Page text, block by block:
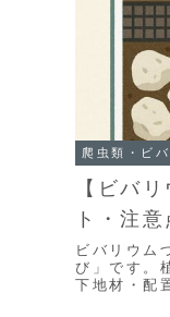
爬虫類・ビ
【ビバ
ト・注
ビバリウム
び」です。
下地材・配